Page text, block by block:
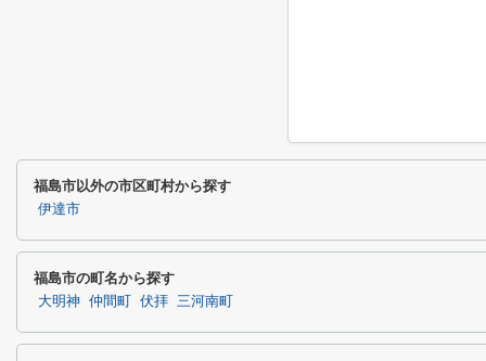
福島市以外の市区町村から探す
伊達市
福島市の町名から探す
大明神 仲間町 伏拝 三河南町